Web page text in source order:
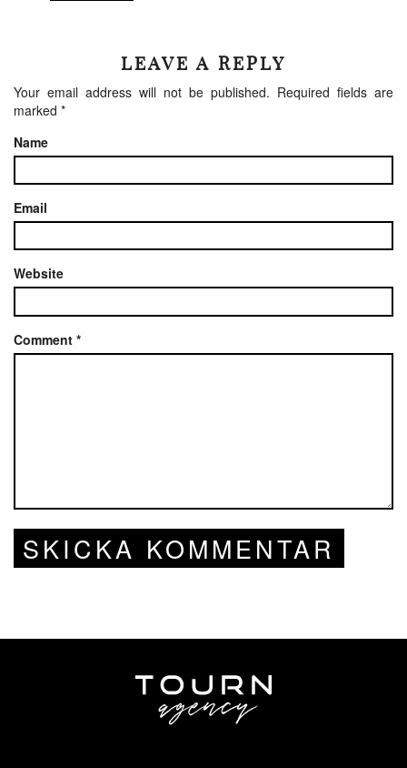
LEAVE A REPLY
Your email address will not be published. Required fields are
marked *
Name
Email
Website
Comment *
SKICKA KOMMENTAR